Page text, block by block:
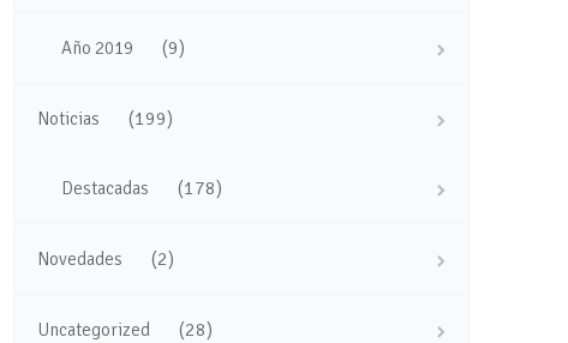
Año 2019 (9)
Noticias (199)
Destacadas (178)
Novedades (2)
Uncategorized (28)